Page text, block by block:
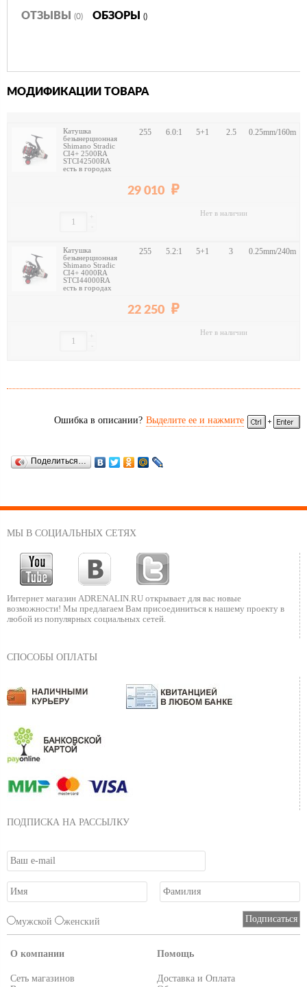
ОТЗЫВЫ (0) ОБЗОРЫ ()
МОДИФИКАЦИИ ТОВАРА
Катушка
безынерционная
Shimano Stradic
CI4+ 2500RA
STCI42500RA
есть в городах
255 6.0:1 5+1 2.5 0.25mm/160m
29 010
-
+ Нет в наличии
Катушка
безынерционная
Shimano Stradic
CI4+ 4000RA
STCI44000RA
есть в городах
255 5.2:1 5+1 3 0.25mm/240m
22 250
-
+ Нет в наличии
Ошибка в описании? Выделите ее и нажмите
Поделиться…
МЫ В СОЦИАЛЬНЫХ СЕТЯХ
Интернет магазин ADRENALIN.RU открывает для вас новые
возможности! Мы предлагаем Вам присоединиться к нашему проекту в
любой из популярных социальных сетей.
СПОСОБЫ ОПЛАТЫ
ПОДПИСКА НА РАССЫЛКУ
мужской женский
О компании
Сеть магазинов
Помощь
Доставка и Оплата